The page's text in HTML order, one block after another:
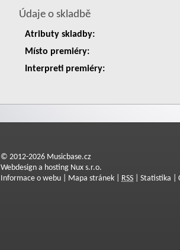
Údaje o skladbě
Atributy skladby:
Místo premiéry:
Interpreti premiéry:
© 2012-2026 Musicbase.cz
Webdesign a hosting Nux s.r.o.
Informace o webu
Mapa stránek RSS Statistika